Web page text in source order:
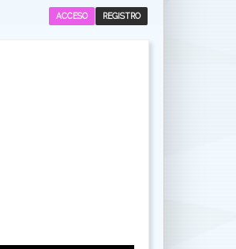
REGISTRO
ACCESO